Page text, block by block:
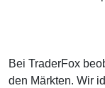
Bei TraderFox
den Märkten. Wir